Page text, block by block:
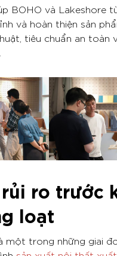
BOHO và Lakeshore
và hoàn thiện sản
tiêu chuẩn an toàn
ro trước
loạt
một trong những giai